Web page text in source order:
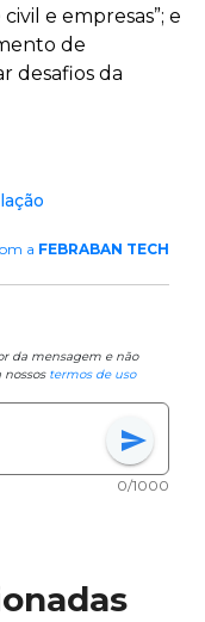
e empresas”; e
de
desafios da
a FEBRABAN TECH
da mensagem e não
nossos termos de uso
send
0/1000